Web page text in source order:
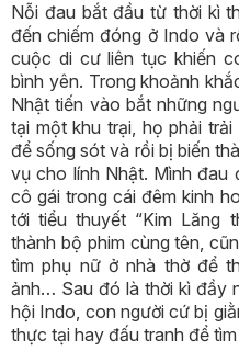
Nỗi đau bắt đầu từ thời kì
đến chiếm đóng ở Indo và
cuộc di cư liên tục khiến
bình yên. Trong khoảnh
Nhật tiến vào bắt những
tại một khu trại, họ phải
để sống sót và rồi bị biến
vụ cho lính Nhật. Mình đau
cô gái trong cái đêm kinh
tới tiểu thuyết “Kim Lăng
thành bộ phim cùng tên,
tìm phụ nữ ở nhà thờ để
ảnh… Sau đó là thời kì đầy
hội Indo, con người cứ bị
thực tại hay đấu tranh để